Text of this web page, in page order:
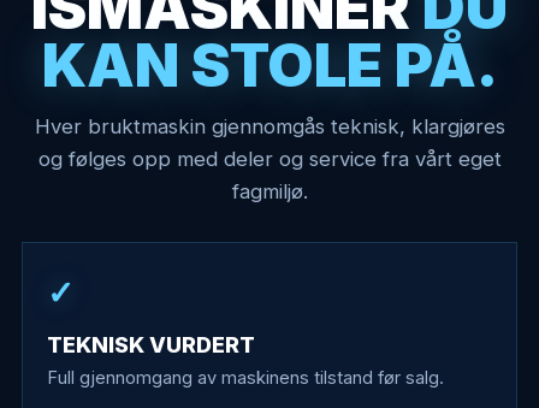
KAN STOLE PÅ.
Hver bruktmaskin gjennomgås teknisk, klargjøres
og følges opp med deler og service fra vårt eget
fagmiljø.
✓
TEKNISK VURDERT
Full gjennomgang av maskinens tilstand før salg.